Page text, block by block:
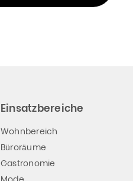
Einsatzbereiche
Wohnbereich
Büroräume
Gastronomie